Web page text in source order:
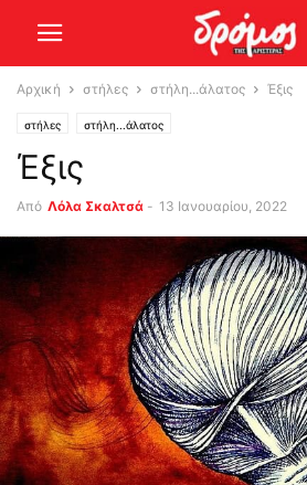
Αρχική στήλες στήλη...άλατος Έξις
στήλες στήλη...άλατος
Έξις
Από Λόλα Σκαλτσά - 13 Ιανουαρίου, 2022